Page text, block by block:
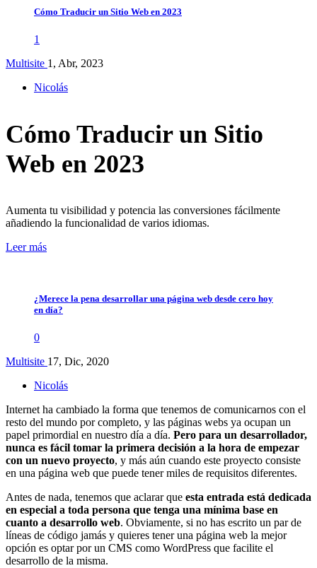
Cómo Traducir un Sitio Web en 2023
1
Multisite 1, Abr, 2023
Nicolás
Cómo Traducir un Sitio
Web en 2023
Aumenta tu visibilidad y potencia las conversiones fácilmente
añadiendo la funcionalidad de varios idiomas.
Leer más
¿Merece la pena desarrollar una página web desde cero hoy
en día?
0
Multisite 17, Dic, 2020
Nicolás
Internet ha cambiado la forma que tenemos de comunicarnos con el
resto del mundo por completo, y las páginas webs ya ocupan un
papel primordial en nuestro día a día. Pero para un desarrollador,
nunca es fácil tomar la primera decisión a la hora de empezar
con un nuevo proyecto, y más aún cuando este proyecto consiste
en una página web que puede tener miles de requisitos diferentes.
Antes de nada, tenemos que aclarar que esta entrada está dedicada
en especial a toda persona que tenga una mínima base en
cuanto a desarrollo web. Obviamente, si no has escrito un par de
líneas de código jamás y quieres tener una página web la mejor
opción es optar por un CMS como WordPress que facilite el
desarrollo de la misma.